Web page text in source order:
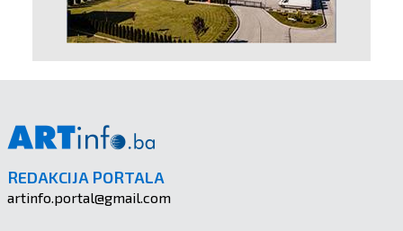
REDAKCIJA PORTALA
artinfo.portal@gmail.com